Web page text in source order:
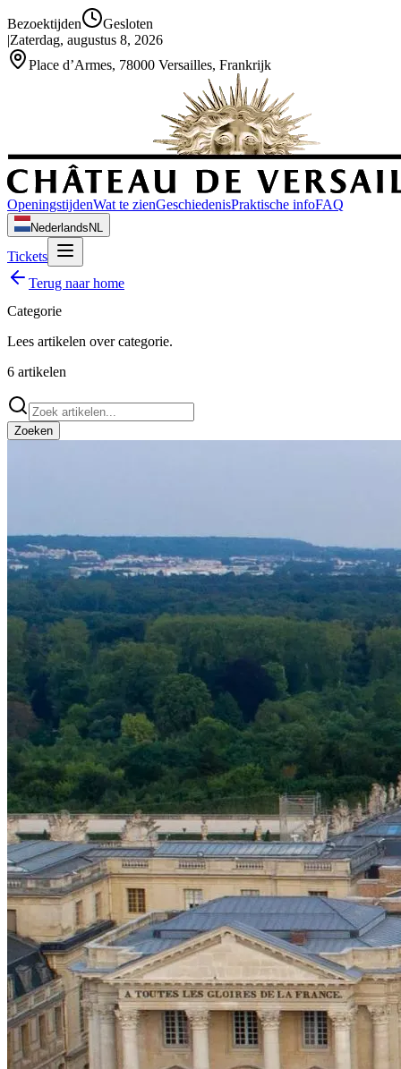
Bezoektijden
Gesloten
|Zaterdag, augustus 8, 2026
Place d’Armes, 78000 Versailles, Frankrijk
OpeningstijdenWat te zienGeschiedenisPraktische infoFAQ
Nederlands NL
Tickets
Terug naar home
Categorie
Lees artikelen over categorie.
6 artikelen
Zoeken